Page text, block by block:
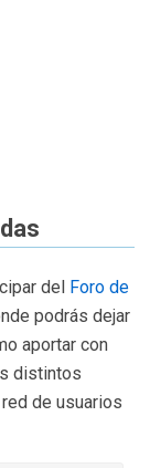
del Foro de
podrás dejar
aportar con
distintos
de usuarios